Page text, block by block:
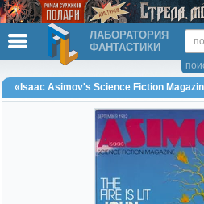
ЛАБОРАТОРИЯ
ФАНТАСТИКИ
«Isaac Asimov's Science Fiction